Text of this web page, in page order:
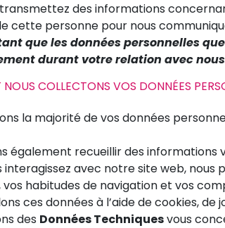
transmettez des informations
cette personne pour nous
que les données personnelles
durant votre relation avec
COLLECTONS VOS DONNÉES
la majorité de vos données
également recueillir des informations
interagissez avec notre site web,
habitudes de navigation et vos
ces données à l’aide de cookies,
des Données Techniquesvous